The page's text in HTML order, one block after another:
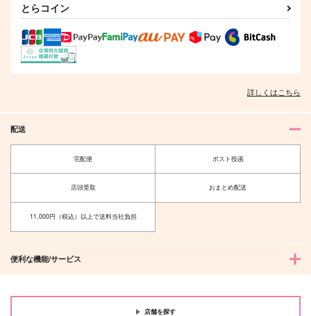
とらコイン
詳しくはこちら
配送
宅配便 ポスト投函
店頭受取 おまとめ配送
11,000円（税込）以上で送料当社負担
便利な機能/サービス
店舗を探す